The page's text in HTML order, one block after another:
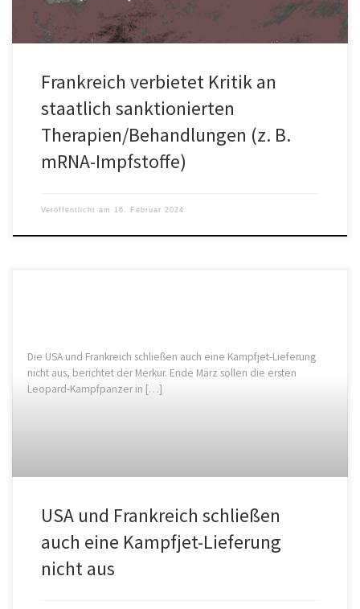
Frankreich verbietet Kritik an
staatlich sanktionierten
Therapien/Behandlungen (z. B.
mRNA-Impfstoffe)
Veröffentlicht am 16. Februar 2024
Die USA und Frankreich schließen auch eine Kampfjet-Lieferung
nicht aus, berichtet der Merkur. Ende März sollen die ersten
Leopard-Kampfpanzer in […]
USA und Frankreich schließen
auch eine Kampfjet-Lieferung
nicht aus